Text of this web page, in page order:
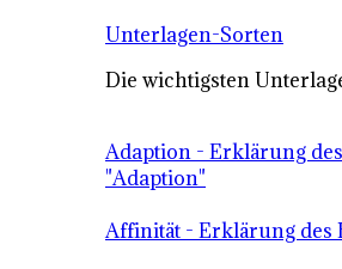
Unterlagen-Sorten
Die wichtigsten
Adaption - Erklärung
"Adaption"
Affinität - Erklärung des